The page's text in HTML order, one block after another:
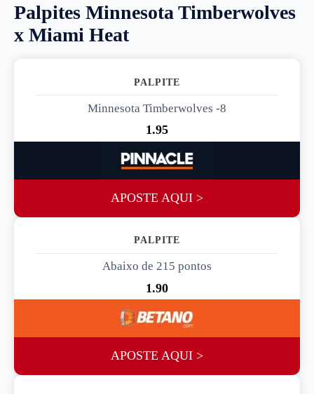
Palpites Minnesota Timberwolves
x Miami Heat
Minnesota Timberwolves -8
1.95
APOSTE AQUI >
Abaixo de 215 pontos
1.90
APOSTE AQUI >